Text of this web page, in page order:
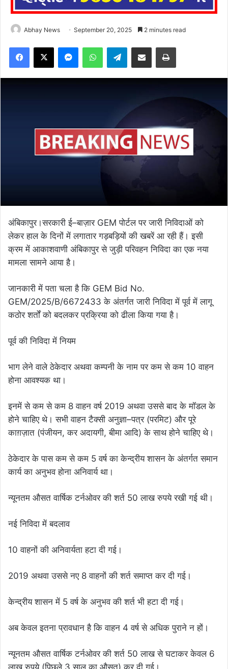
Abhay News September 20, 2025 2 minutes read
Facebook
X MessengerWhatsAppTelegramShare via Email Print
अंबिकापुर।सरकारी ई–बाज़ार GEM पोर्टल पर जारी निविदाओं को
लेकर हाल के दिनों में लगातार गड़बड़ियों की खबरें आ रही हैं। इसी
क्रम में आकाशवाणी अंबिकापुर से जुड़ी परिवहन निविदा का एक नया
मामला सामने आया है।
जानकारी में पता चला है कि GEM Bid No.
GEM/2025/B/6672433 के अंतर्गत जारी निविदा में पूर्व में लागू
कठोर शर्तों को बदलकर प्रक्रिया को ढीला किया गया है।
पूर्व की निविदा में नियम
भाग लेने वाले ठेकेदार अथवा कम्पनी के नाम पर कम से कम 10 वाहन
होना आवश्यक था।
इनमें से कम से कम 8 वाहन वर्ष 2019 अथवा उससे बाद के मॉडल के
होने चाहिए थे। सभी वाहन टैक्सी अनुज्ञा–पत्र (परमिट) और पूरे
काग़ज़ात (पंजीयन, कर अदायगी, बीमा आदि) के साथ होने चाहिए थे।
ठेकेदार के पास कम से कम 5 वर्ष का केन्द्रीय शासन के अंतर्गत समान
कार्य का अनुभव होना अनिवार्य था।
न्यूनतम औसत वार्षिक टर्नओवर की शर्त 50 लाख रुपये रखी गई थी।
नई निविदा में बदलाव
10 वाहनों की अनिवार्यता हटा दी गई।
2019 अथवा उससे नए 8 वाहनों की शर्त समाप्त कर दी गई।
केन्द्रीय शासन में 5 वर्ष के अनुभव की शर्त भी हटा दी गई।
अब केवल इतना प्रावधान है कि वाहन 4 वर्ष से अधिक पुराने न हों।
न्यूनतम औसत वार्षिक टर्नओवर की शर्त 50 लाख से घटाकर केवल 6
लाख रुपये (पिछले 3 साल का औसत) कर दी गई।